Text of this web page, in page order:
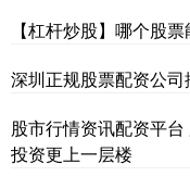
【杠杆炒股】哪个股
深圳正规股票配资公
股市行情资讯配资平
投资更上一层楼